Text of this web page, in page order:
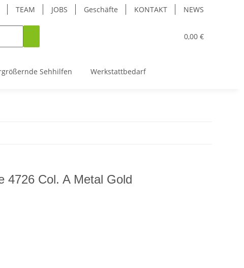
TEAM JOBS Geschäfte KONTAKT NEWS
0,00 €
Sehhilfen Werkstattbedarf
4726 Col. A Metal Gold